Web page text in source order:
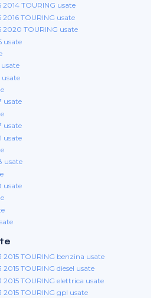
2014 TOURING usate
2016 TOURING usate
2020 TOURING usate
usate
usate
usate
usate
usate
usate
usate
usate
2015 TOURING benzina usate
2015 TOURING diesel usate
2015 TOURING elettrica usate
2015 TOURING gpl usate